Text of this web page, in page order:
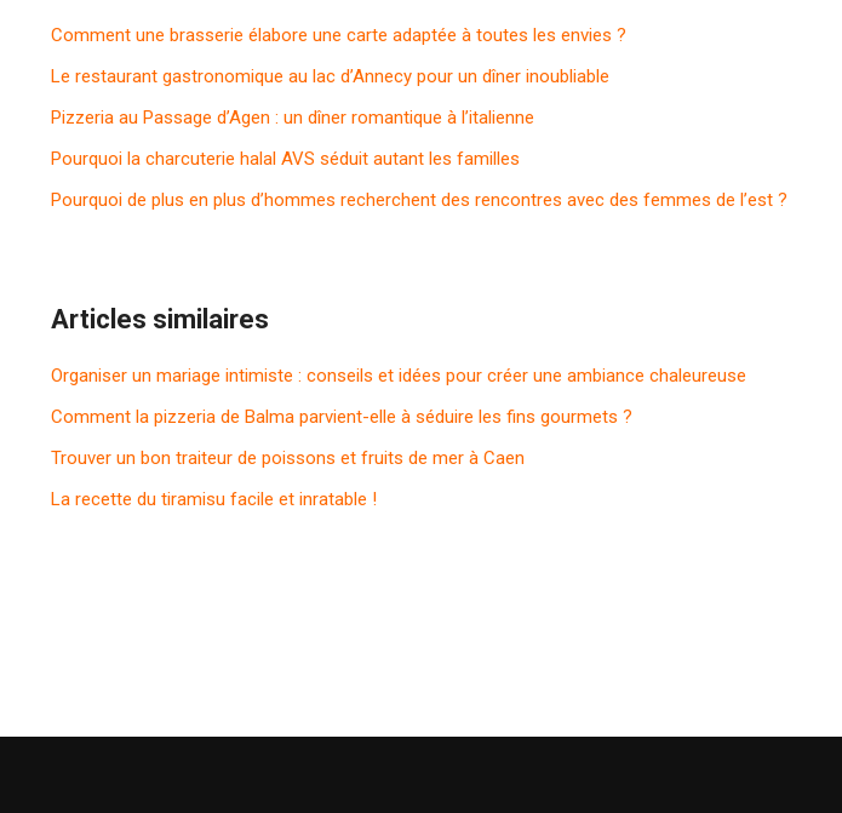
Comment une brasserie élabore une carte adaptée à toutes les envies ?
Le restaurant gastronomique au lac d’Annecy pour un dîner inoubliable
Pizzeria au Passage d’Agen : un dîner romantique à l’italienne
Pourquoi la charcuterie halal AVS séduit autant les familles
Pourquoi de plus en plus d’hommes recherchent des rencontres avec des femmes de l’est ?
Articles similaires
Organiser un mariage intimiste : conseils et idées pour créer une ambiance chaleureuse
Comment la pizzeria de Balma parvient-elle à séduire les fins gourmets ?
Trouver un bon traiteur de poissons et fruits de mer à Caen
La recette du tiramisu facile et inratable !